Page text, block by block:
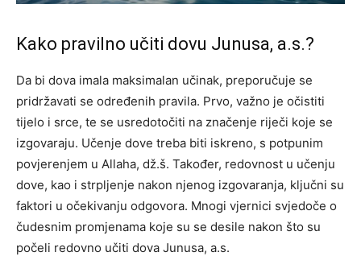
Kako pravilno učiti dovu Junusa, a.s.?
Da bi dova imala maksimalan učinak, preporučuje se
pridržavati se određenih pravila. Prvo, važno je očistiti
tijelo i srce, te se usredotočiti na značenje riječi koje se
izgovaraju. Učenje dove treba biti iskreno, s potpunim
povjerenjem u Allaha, dž.š. Također, redovnost u učenju
dove, kao i strpljenje nakon njenog izgovaranja, ključni su
faktori u očekivanju odgovora. Mnogi vjernici svjedoče o
čudesnim promjenama koje su se desile nakon što su
počeli redovno učiti dova Junusa, a.s.